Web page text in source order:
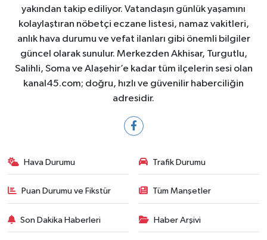
yakından takip ediliyor. Vatandaşın günlük yaşamını
kolaylaştıran nöbetçi eczane listesi, namaz vakitleri,
anlık hava durumu ve vefat ilanları gibi önemli bilgiler
güncel olarak sunulur. Merkezden Akhisar, Turgutlu,
Salihli, Soma ve Alaşehir’e kadar tüm ilçelerin sesi olan
kanal45.com; doğru, hızlı ve güvenilir haberciliğin
adresidir.
Hava Durumu Trafik Durumu
Puan Durumu ve Fikstür Tüm Manşetler
Son Dakika Haberleri Haber Arşivi